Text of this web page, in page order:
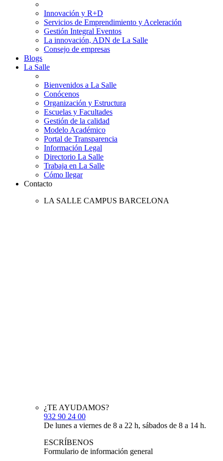
Innovación y R+D
Servicios de Emprendimiento y Aceleración
Gestión Integral Eventos
La innovación, ADN de La Salle
Consejo de empresas
Blogs
La Salle
Bienvenidos a La Salle
Conócenos
Organización y Estructura
Escuelas y Facultades
Gestión de la calidad
Modelo Académico
Portal de Transparencia
Información Legal
Directorio La Salle
Trabaja en La Salle
Cómo llegar
Contacto
LA SALLE CAMPUS BARCELONA
¿TE AYUDAMOS?
932 90 24 00
De lunes a viernes de 8 a 22 h, sábados de 8 a 14 h.
ESCRÍBENOS
Formulario de información general